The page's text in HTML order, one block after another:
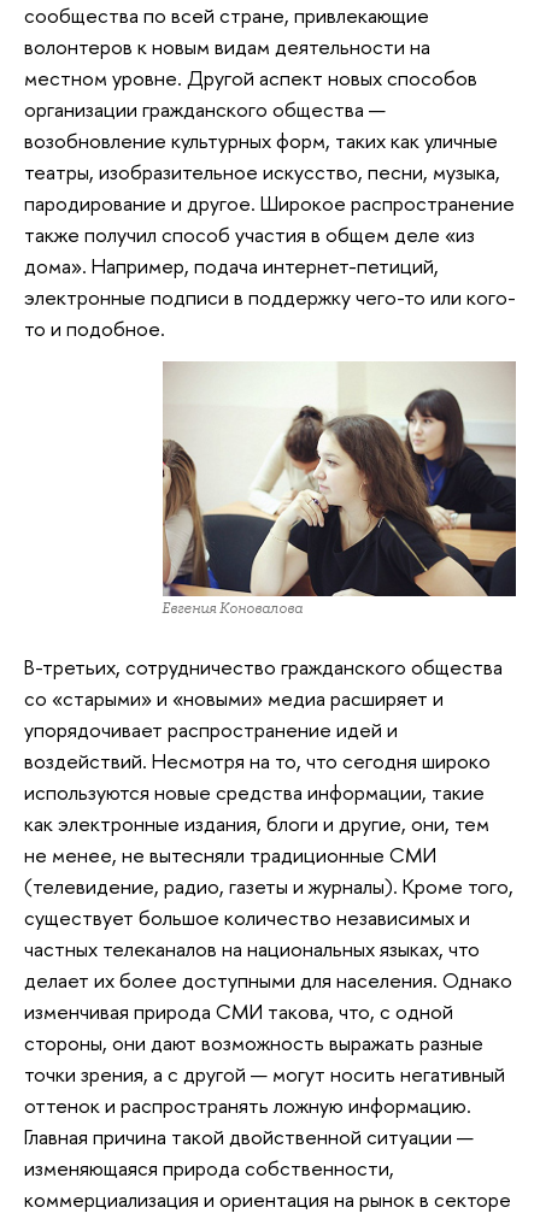
сообщества по всей стране, привлекающие
волонтеров к новым видам деятельности на
местном уровне. Другой аспект новых способов
организации гражданского общества —
возобновление культурных форм, таких как уличные
театры, изобразительное искусство, песни, музыка,
пародирование и другое. Широкое распространение
также получил способ участия в общем деле «из
дома». Например, подача интернет-петиций,
электронные подписи в поддержку чего-то или кого-
то и подобное.
Евгения Коновалова
В-третьих, сотрудничество гражданского общества
со «старыми» и «новыми» медиа расширяет и
упорядочивает распространение идей и
воздействий. Несмотря на то, что сегодня широко
используются новые средства информации, такие
как электронные издания, блоги и другие, они, тем
не менее, не вытесняли традиционные СМИ
(телевидение, радио, газеты и журналы). Кроме того,
существует большое количество независимых и
частных телеканалов на национальных языках, что
делает их более доступными для населения. Однако
изменчивая природа СМИ такова, что, с одной
стороны, они дают возможность выражать разные
точки зрения, а с другой — могут носить негативный
оттенок и распространять ложную информацию.
Главная причина такой двойственной ситуации —
изменяющаяся природа собственности,
коммерциализация и ориентация на рынок в секторе